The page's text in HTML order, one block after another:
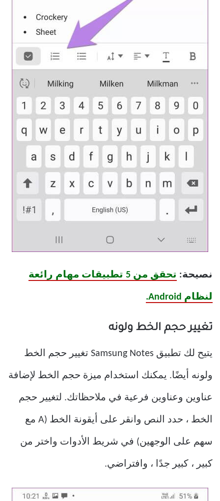
نصيحة: تحقق من 5 تطبيقات مهام رائعة
لنظام Android.
تغيير حجم الخط ولونه
يتيح لك تطبيق Samsung Notes تغيير حجم الخط
ولونه أيضًا. يمكنك استخدام ميزة حجم الخط لإضافة
عناوين وعناوين فرعية في ملاحظاتك. لتغيير حجم
الخط ، حدد النص وانقر على أيقونة الخط (A مع
سهم على الوجهين) في شريط الأدوات واختر من
كبير ، كبير جدًا ، وافتراضي.